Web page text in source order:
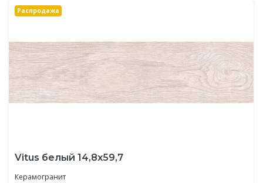
Распродажа
Vitus белый 14,8х59,7
Керамогранит